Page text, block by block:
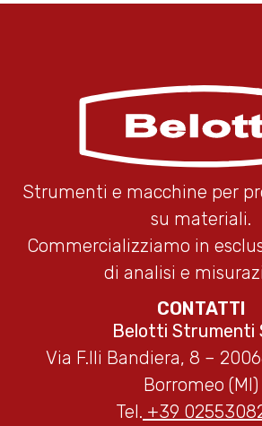
Strumenti e macchine per
su materiali.
Commercializziamo in
di analisi e
CONTATTI
Belotti Strumenti
Via F.lli Bandiera, 8 –
Borromeo (MI)
Tel. +39